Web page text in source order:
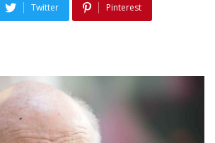
Twitter Pinterest